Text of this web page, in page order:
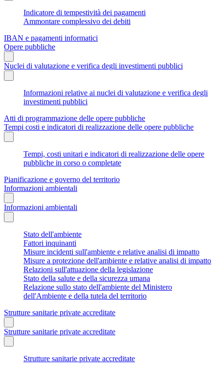
Indicatore di tempestività dei pagamenti
Ammontare complessivo dei debiti
IBAN e pagamenti informatici
Opere pubbliche
Nuclei di valutazione e verifica degli investimenti pubblici
Informazioni relative ai nuclei di valutazione e verifica degli
investimenti pubblici
Atti di programmazione delle opere pubbliche
Tempi costi e indicatori di realizzazione delle opere pubbliche
Tempi, costi unitari e indicatori di realizzazione delle opere
pubbliche in corso o completate
Pianificazione e governo del territorio
Informazioni ambientali
Informazioni ambientali
Stato dell'ambiente
Fattori inquinanti
Misure incidenti sull'ambiente e relative analisi di impatto
Misure a protezione dell'ambiente e relative analisi di impatto
Relazioni sull'attuazione della legislazione
Stato della salute e della sicurezza umana
Relazione sullo stato dell'ambiente del Ministero
dell'Ambiente e della tutela del territorio
Strutture sanitarie private accreditate
Strutture sanitarie private accreditate
Strutture sanitarie private accreditate